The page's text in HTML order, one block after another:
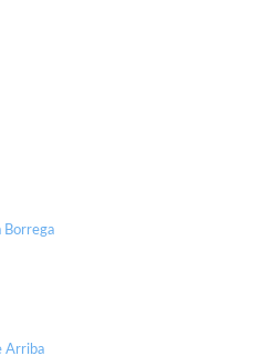
Borrega
Arriba